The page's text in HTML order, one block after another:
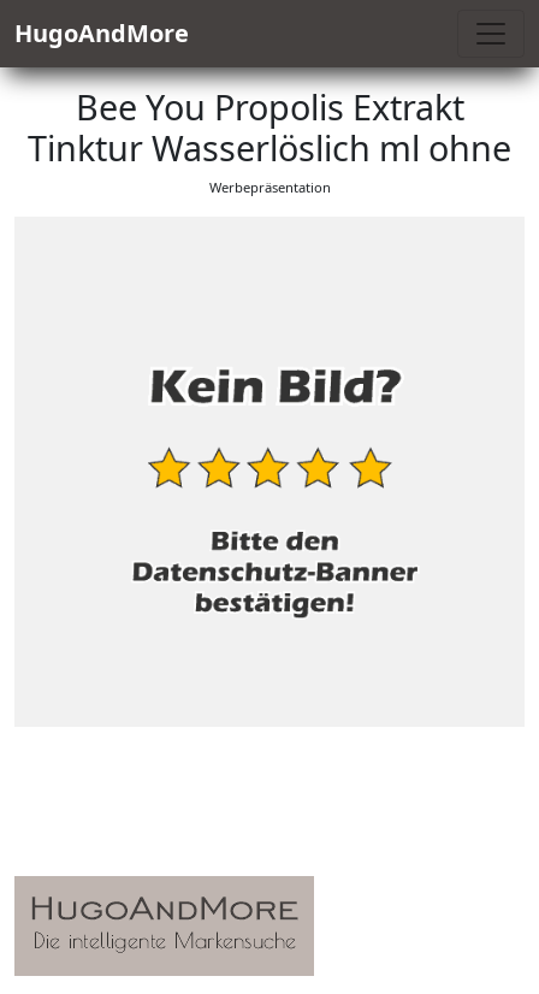
HugoAndMore
Bee You Propolis Extrakt
Tinktur Wasserlöslich ml ohne
Werbepräsentation